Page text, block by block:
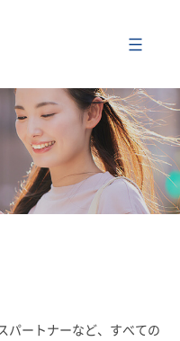
パートナーなど、すべての